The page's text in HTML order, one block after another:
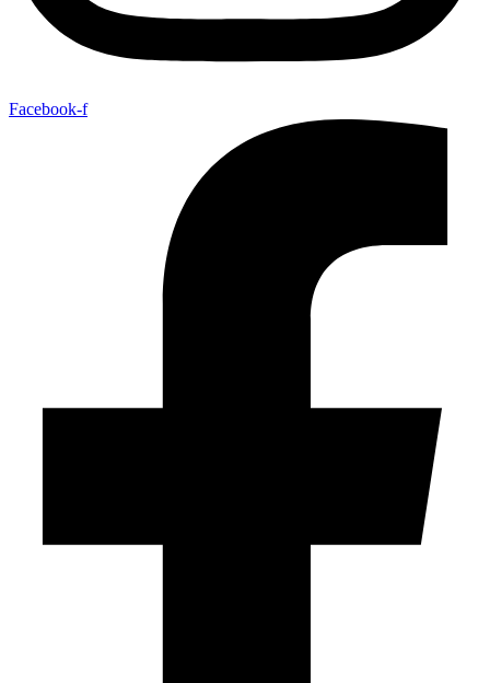
Facebook-f